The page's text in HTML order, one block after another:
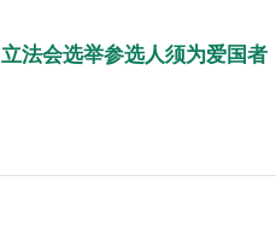
立法会选举参选人须为爱国者